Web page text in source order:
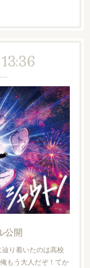
公開
り着いたのは高校
もう大人だぞ！てか